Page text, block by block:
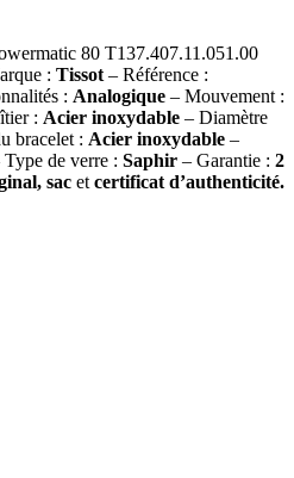
80 T137.407.11.051.00
: Tissot – Référence :
: Analogique – Mouvement :
: Acier inoxydable – Diamètre
bracelet : Acier inoxydable –
Type de verre : Saphir – Garantie : 2
sac et certificat d’authenticité.